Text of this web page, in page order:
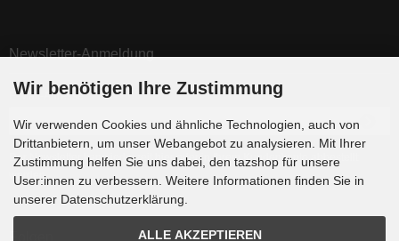
Newsletter-Anmeldung
E-Mail-Adresse:
Der Newsletter kann jederzeit hier oder in Ihrem Kundenkonto abbestellt
werden.
Wir benötigen Ihre Zustimmung
Wir verwenden Cookies und ähnliche Technologien, auch von
Drittanbietern, um unser Webangebot zu analysieren. Mit Ihrer
Zustimmung helfen Sie uns dabei, den tazshop für unsere
User:innen zu verbessern. Weitere Informationen finden Sie in
unserer Datenschutzerklärung.
ALLE AKZEPTIEREN